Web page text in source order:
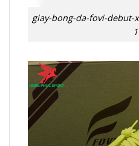
giay-bong-da-fovi-debut-
1